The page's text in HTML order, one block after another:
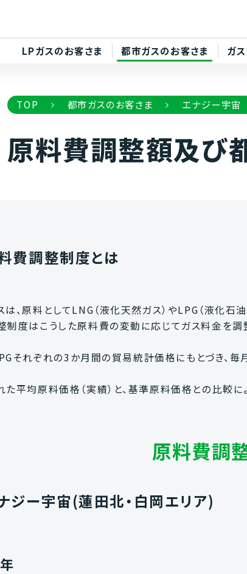
LPガスのお客さま 都市ガスのお客さま ガ
TOP 都市ガスのお客さま エナジー宇宙
原料費調整額及び
費調整制度とは
は、原料としてLNG（液化天然ガス）やLPG（液化石
制度はこうした原料費の変動に応じてガス料金を調
それぞれの3か月間の貿易統計価格にもとづき、毎
た平均原料価格（実績）と、基準原料価格との比較
原料費調
ジー宇宙(蓮田北・白岡エリア)